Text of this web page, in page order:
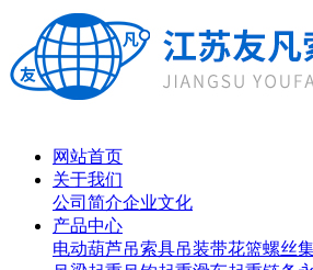
网站首页
关于我们
公司简介企业文化
产品中心
电动葫芦吊索具吊装带花篮螺丝